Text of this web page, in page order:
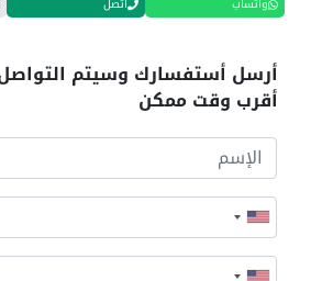
أرسل أستفسارك وسيتم
أقرب وقت ممكن